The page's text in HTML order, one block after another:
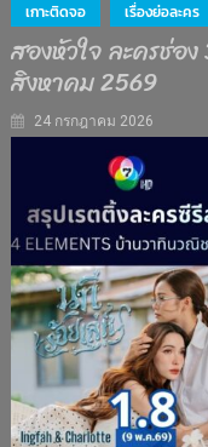
เกาะติดจอ
เรื่องย่อละคร
สองหัวใจ ละครช่อง
สิงหาคม 2569
24 กรกฎาคม 2026